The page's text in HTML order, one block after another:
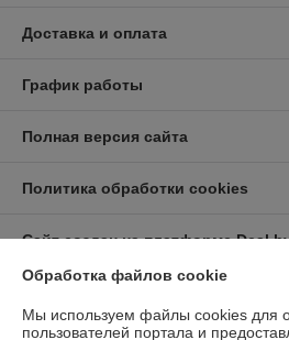
Доставка и оплата
График работы
Полная версия сайта
Политика обработки cookies
Сайт создан на платформе
Информация для покупателя
Обработка файлов cookie
Мы используем файлы cookies для
пользователей портала и